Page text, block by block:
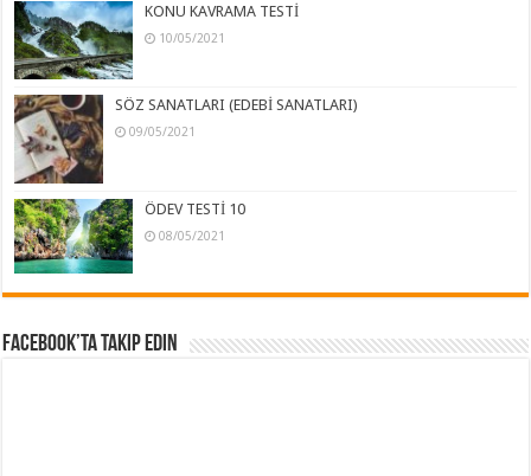
KONU KAVRAMA TESTİ
10/05/2021
SÖZ SANATLARI (EDEBİ SANATLARI)
09/05/2021
ÖDEV TESTİ 10
08/05/2021
Facebook’ta Takip Edin